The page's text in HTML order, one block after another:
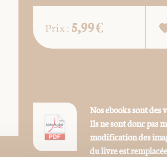
Prix : 5,99 €
Nos ebooks sont des
Ils ne sont donc pas
modification des
du livre est